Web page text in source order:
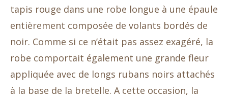
tapis rouge dans une robe longue à une épaule
entièrement composée de volants bordés de
noir. Comme si ce n’était pas assez exagéré, la
robe comportait également une grande fleur
appliquée avec de longs rubans noirs attachés
à la base de la bretelle. A cette occasion, la